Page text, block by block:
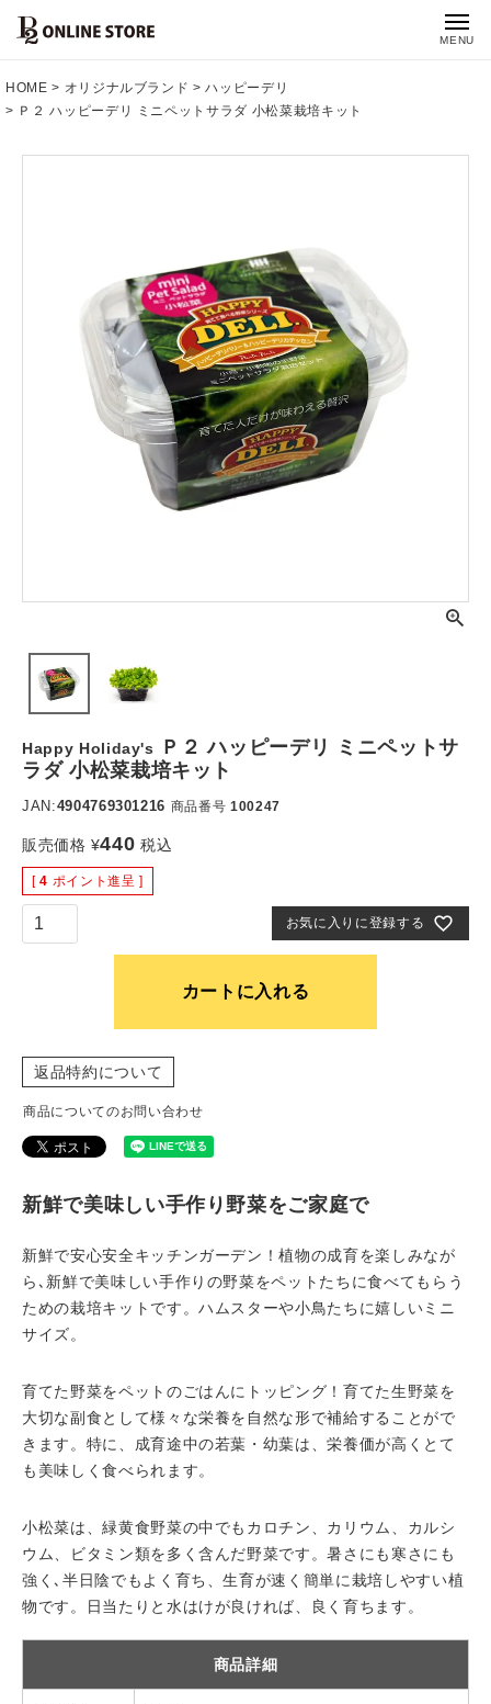
MENU
HOME オリジナルブランド
ハッピーデリ
Ｐ２ ハッピーデリ ミニペットサラダ 小松菜栽培キット
Happy Holiday's
Ｐ２ ハッピーデリ ミニペットサ
ラダ 小松菜栽培キット
JAN:4904769301216 商品番号 100247
販売価格 ¥440 税込
[ 4 ポイント進呈 ]
お気に入りに登録する
カートに入れる
返品特約について
商品についてのお問い合わせ
新鮮で美味しい手作り野菜をご家庭で
新鮮で安心安全キッチンガーデン！植物の成育を楽しみなが
ら､新鮮で美味しい手作りの野菜をペットたちに食べてもらう
ための栽培キットです。ハムスターや小鳥たちに嬉しいミニ
サイズ。
育てた野菜をペットのごはんにトッピング！育てた生野菜を
大切な副食として様々な栄養を自然な形で補給することがで
きます。特に、成育途中の若葉・幼葉は、栄養価が高くとて
も美味しく食べられます。
小松菜は、緑黄食野菜の中でもカロチン、カリウム、カルシ
ウム、ビタミン類を多く含んだ野菜です。暑さにも寒さにも
強く､半日陰でもよく育ち、生育が速く簡単に栽培しやすい植
物です。日当たりと水はけが良ければ、良く育ちます。
商品詳細